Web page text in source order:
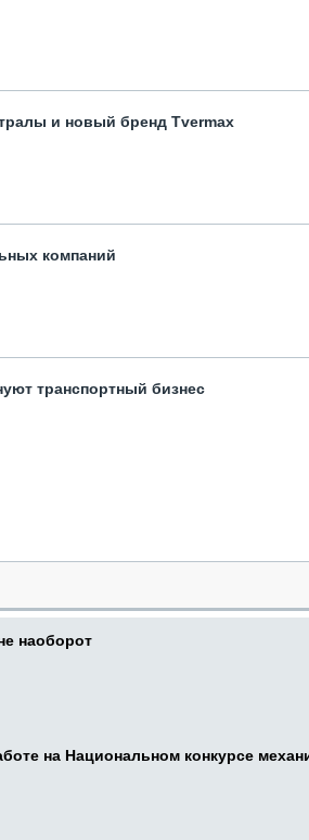
и новый бренд Tvermax
компаний
транспортный бизнес
наоборот
на Национальном конкурсе